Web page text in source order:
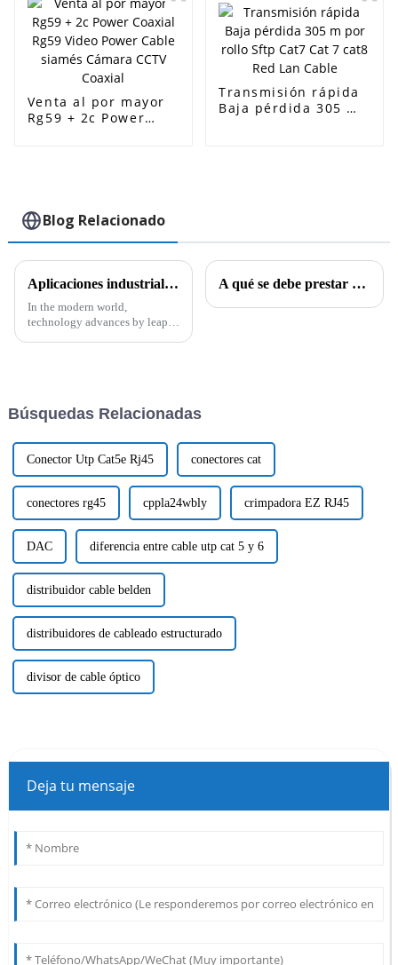
Venta al por mayor
Rg59 + 2c Power
Transmisión rápida
Baja pérdida 305 m
Blog Relacionado
Aplicaciones industriales de los cables CAT6A CAT7 y CAT8 y sus características técnicas
In the modern world,
technology advances by leaps
A qué se debe prestar atención al tender cables ópticos aéreos
Búsquedas Relacionadas
Conector Utp Cat5e Rj45 conectores cat
conectores rg45 cppla24wbly crimpadora EZ RJ45
DAC diferencia entre cable utp cat 5 y 6
distribuidor cable belden
distribuidores de cableado estructurado
divisor de cable óptico
Deja tu mensaje